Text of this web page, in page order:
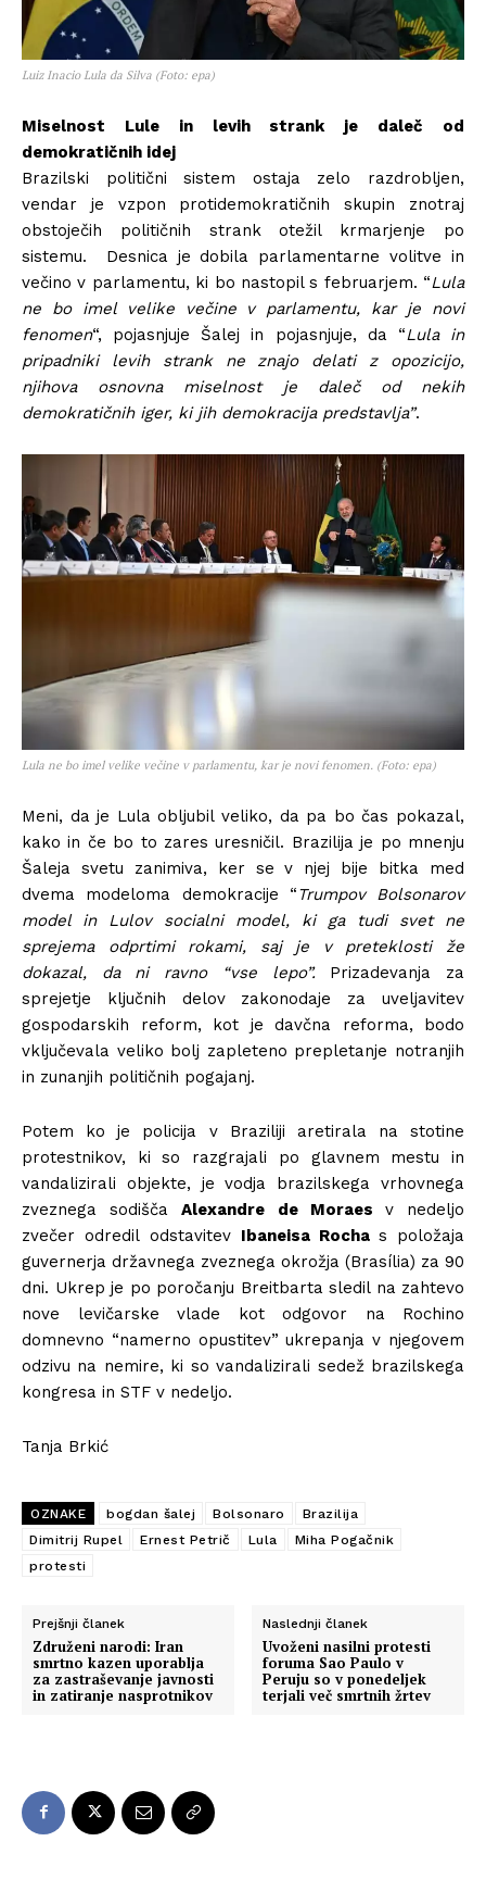
Luiz Inacio Lula da Silva (Foto: epa)
Miselnost Lule in levih strank je daleč od
demokratičnih idej
Brazilski politični sistem ostaja zelo razdrobljen,
vendar je vzpon protidemokratičnih skupin znotraj
obstoječih političnih strank otežil krmarjenje po
sistemu. Desnica je dobila parlamentarne volitve in
večino v parlamentu, ki bo nastopil s februarjem. “Lula
ne bo imel velike večine v parlamentu, kar je novi
fenomen“, pojasnjuje Šalej in pojasnjuje, da “Lula in
pripadniki levih strank ne znajo delati z opozicijo,
njihova osnovna miselnost je daleč od nekih
demokratičnih iger, ki jih demokracija predstavlja”.
Lula ne bo imel velike večine v parlamentu, kar je novi fenomen. (Foto: epa)
Meni, da je Lula obljubil veliko, da pa bo čas pokazal,
kako in če bo to zares uresničil. Brazilija je po mnenju
Šaleja svetu zanimiva, ker se v njej bije bitka med
dvema modeloma demokracije “Trumpov Bolsonarov
model in Lulov socialni model, ki ga tudi svet ne
sprejema odprtimi rokami, saj je v preteklosti že
dokazal, da ni ravno “vse lepo”. Prizadevanja za
sprejetje ključnih delov zakonodaje za uveljavitev
gospodarskih reform, kot je davčna reforma, bodo
vključevala veliko bolj zapleteno prepletanje notranjih
in zunanjih političnih pogajanj.
Potem ko je policija v Braziliji aretirala na stotine
protestnikov, ki so razgrajali po glavnem mestu in
vandalizirali objekte, je vodja brazilskega vrhovnega
zveznega sodiščaAlexandre de Moraes v nedeljo
zvečer odredil odstavitev Ibaneisa Rocha s položaja
guvernerja državnega zveznega okrožja (Brasília) za 90
dni. Ukrep je po poročanju Breitbarta sledil na zahtevo
nove levičarske vlade kot odgovor na Rochino
domnevno “namerno opustitev” ukrepanja v njegovem
odzivu na nemire, ki so vandalizirali sedež brazilskega
kongresa in STF v nedeljo.
Tanja Brkić
OZNAKE bogdan šalej Bolsonaro
Brazilija
Dimitrij Rupel
Ernest Petrič Lula
Miha Pogačnik
protesti
Prejšnji članek
Združeni narodi: Iran
smrtno kazen uporablja
za zastraševanje javnosti
in zatiranje nasprotnikov
Naslednji članek
Uvoženi nasilni protesti
foruma Sao Paulo v
Peruju so v ponedeljek
terjali več smrtnih žrtev